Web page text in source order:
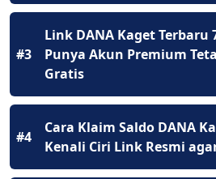
#3
Link DANA Kaget Terbaru
Punya Akun Premium
Gratis
#4
Cara Klaim Saldo DANA
Kenali Ciri Link Resmi